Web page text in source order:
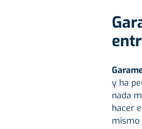
y ha
nada
hacer
mismo